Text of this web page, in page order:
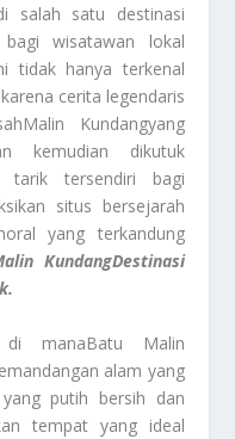
salah satu destinasi
wisatawan lokal
tidak hanya terkenal
cerita legendaris
Malin Kundangyang
kemudian dikutuk
tarik tersendiri bagi
situs bersejarah
yang terkandung
KundangDestinasi
manaBatu Malin
alam yang
putih bersih dan
tempat yang ideal